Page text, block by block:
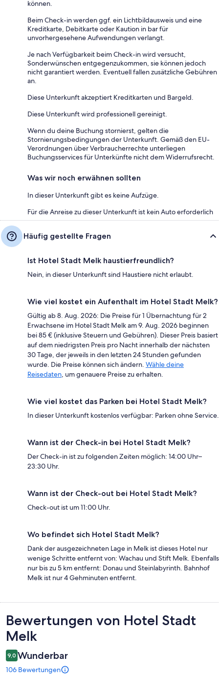
können.
Beim Check-in werden ggf. ein Lichtbildausweis und eine
Kreditkarte, Debitkarte oder Kaution in bar für
unvorhergesehene Aufwendungen verlangt.
Je nach Verfügbarkeit beim Check-in wird versucht,
Sonderwünschen entgegenzukommen, sie können jedoch
nicht garantiert werden. Eventuell fallen zusätzliche Gebühren
an.
Diese Unterkunft akzeptiert Kreditkarten und Bargeld.
Diese Unterkunft wird professionell gereinigt.
Wenn du deine Buchung stornierst, gelten die
Stornierungsbedingungen der Unterkunft. Gemäß den EU-
Verordnungen über Verbraucherrechte unterliegen
Buchungsservices für Unterkünfte nicht dem Widerrufsrecht.
Was wir noch erwähnen sollten
In dieser Unterkunft gibt es keine Aufzüge.
Für die Anreise zu dieser Unterkunft ist kein Auto erforderlich
Häufig gestellte Fragen
Ist Hotel Stadt Melk haustierfreundlich?
Nein, in dieser Unterkunft sind Haustiere nicht erlaubt.
Wie viel kostet ein Aufenthalt im Hotel Stadt Melk?
Gültig ab 8. Aug. 2026: Die Preise für 1 Übernachtung für 2
Erwachsene im Hotel Stadt Melk am 9. Aug. 2026 beginnen
bei 85 € (inklusive Steuern und Gebühren). Dieser Preis basiert
auf dem niedrigsten Preis pro Nacht innerhalb der nächsten
30 Tage, der jeweils in den letzten 24 Stunden gefunden
wurde. Die Preise können sich ändern. Wähle deine
Reisedaten , um genauere Preise zu erhalten.
Wie viel kostet das Parken bei Hotel Stadt Melk?
In dieser Unterkunft kostenlos verfügbar: Parken ohne Service.
Wann ist der Check-in bei Hotel Stadt Melk?
Der Check-in ist zu folgenden Zeiten möglich: 14:00 Uhr–
23:30 Uhr.
Wann ist der Check-out bei Hotel Stadt Melk?
Check-out ist um 11:00 Uhr.
Wo befindet sich Hotel Stadt Melk?
Dank der ausgezeichneten Lage in Melk ist dieses Hotel nur
wenige Schritte entfernt von: Wachau und Stift Melk. Ebenfalls
nur bis zu 5 km entfernt: Donau und Steinlabyrinth. Bahnhof
Melk ist nur 4 Gehminuten entfernt.
Bewertungen
Bewertungen von Hotel Stadt
Melk
9,0 Wunderbar
106 Bewertungen